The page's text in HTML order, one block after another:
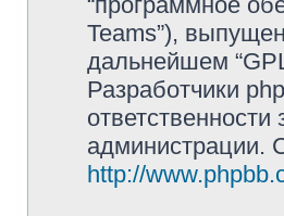
Teams”),
дальнейшем
Разработчики
администрации.
http://